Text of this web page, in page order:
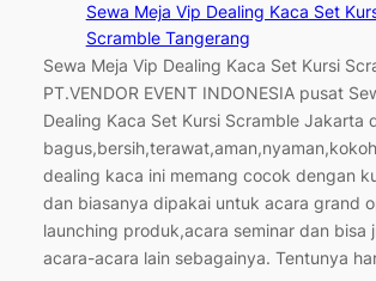
Sewa Meja Vip Dealing Kaca Set
Scramble Tangerang
Sewa Meja Vip Dealing Kaca Set Kursi
PT.VENDOR EVENT INDONESIA pusat
Dealing Kaca Set Kursi Scramble Jakarta
dealing kaca ini memang cocok dengan
dan biasanya dipakai untuk acara grand
launching produk,acara seminar dan bisa
acara-acara lain sebagainya. Tentunya